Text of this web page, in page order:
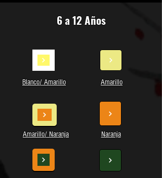
6 a 12 Años
Blanco/ Amarillo
Amarillo/ Naranja
Amarillo
Naranja